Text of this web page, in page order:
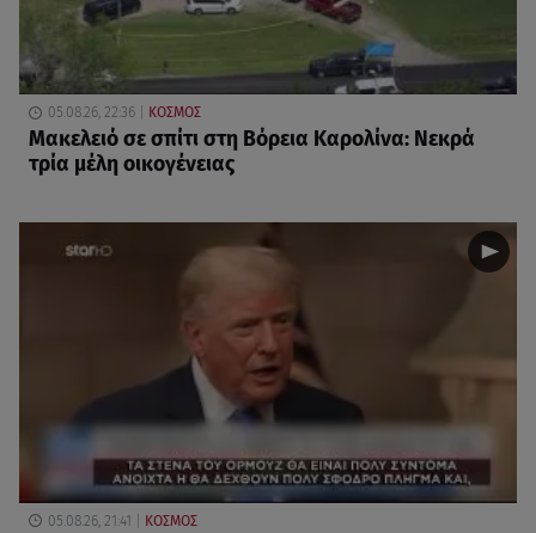
05.08.26, 22:36 ΚΟΣΜΟΣ
Μακελειό σε σπίτι στη Βόρεια Καρολίνα: Νεκρά
τρία μέλη οικογένειας
05.08.26, 21:41 ΚΟΣΜΟΣ